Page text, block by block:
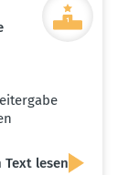
Text lesen